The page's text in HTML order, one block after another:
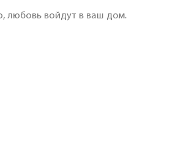
любовь войдут в ваш дом.